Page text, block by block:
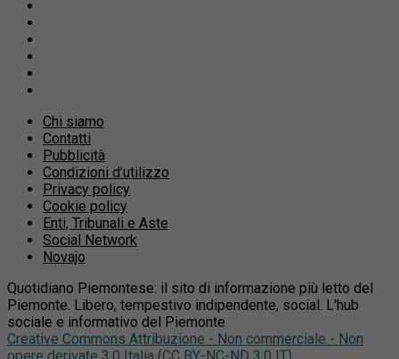
Chi siamo
Contatti
Pubblicità
Condizioni d’utilizzo
Privacy policy
Cookie policy
Enti, Tribunali e Aste
Social Network
Novajo
Quotidiano Piemontese: il sito di informazione più letto del
Piemonte. Libero, tempestivo indipendente, social. L'hub
sociale e informativo del Piemonte
Creative Commons Attribuzione - Non commerciale - Non
opere derivate 3.0 Italia (CC BY-NC-ND 3.0 IT)